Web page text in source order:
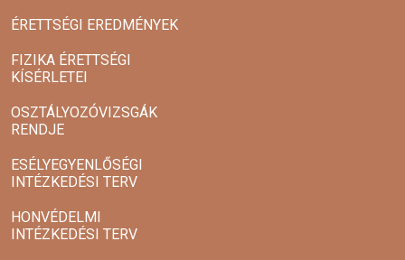
ÉRETTSÉGI EREDMÉNYEK
FIZIKA ÉRETTSÉGI
KÍSÉRLETEI
OSZTÁLYOZÓVIZSGÁK
RENDJE
ESÉLYEGYENLŐSÉGI
INTÉZKEDÉSI TERV
HONVÉDELMI
INTÉZKEDÉSI TERV